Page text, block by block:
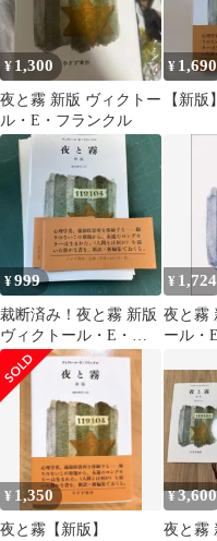
¥ 1,300
夜と霧 新版 ヴィクトー
ル・E・フランクル
¥ 1,690
【新
¥999
裁断済み！夜と霧 新版
ヴィクトール・E・フ
ランクル
¥ 1,724
夜と霧
ール・
¥ 1,350
夜と霧【新版】
¥3,600
夜と霧